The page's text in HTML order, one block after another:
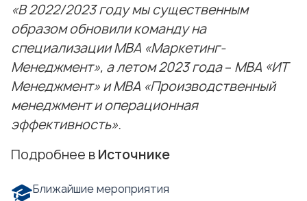
«В 2022/2023 году мы существенным
образом обновили команду на
специализации МВА «Маркетинг-
Менеджмент», а летом 2023 года– МВА «ИТ
Менеджмент» и МВА «Производственный
менеджмент и операционная
эффективность».
Подробнее вИсточнике
Ближайшие мероприятия